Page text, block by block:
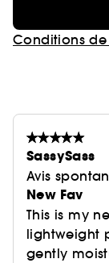
Conditions
SassySass
Avis
New Fav
This is my
lightweight
gently